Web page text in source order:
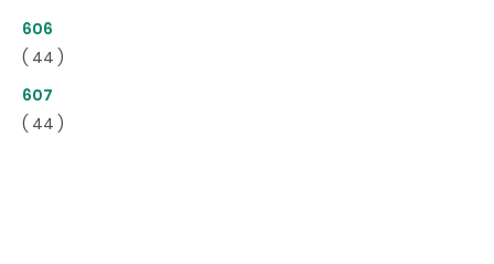
606
( 44 )
607
( 44 )